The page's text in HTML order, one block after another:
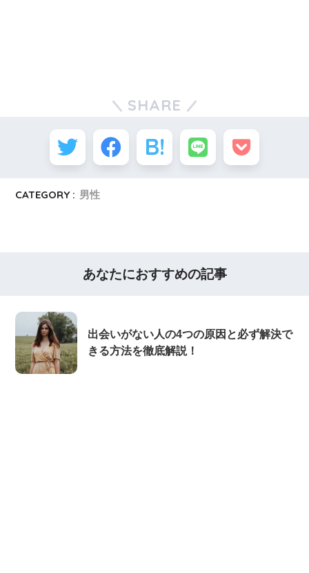
SHARE
CATEGORY : 男性
あなたにおすすめの記事
出会いがない人の4つの原因と必ず解決で
きる方法を徹底解説！